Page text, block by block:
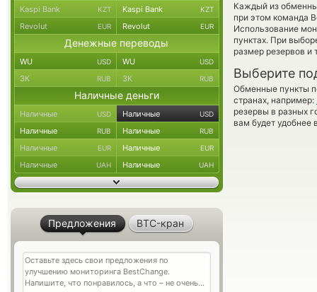
Каждый из
при этом команда
Использование
пунктах. При
размер резервов и
Выберите
Обменные пункты
странах, например:
резервы в разных
вам будет удобнее
Kaspi Bank KZT Kaspi Bank KZT
Revolut EUR Revolut EUR
Денежные переводы
WU USD WU USD
ЗК RUB ЗК RUB
Наличные деньги
Наличные USD Наличные USD
Наличные RUB Наличные RUB
Наличные EUR Наличные EUR
Наличные UAH Наличные UAH
Предложения BTC-кран